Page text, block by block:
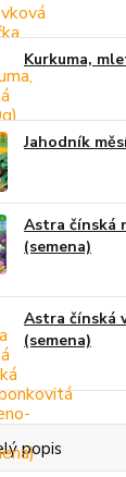
Kurkuma,
Jahodník
Astra čínská
(semena)
Astra čínská
(semena)
popis